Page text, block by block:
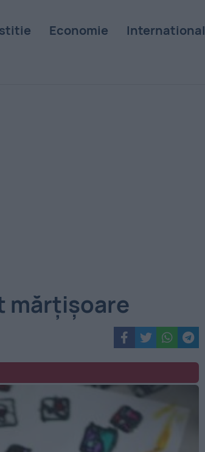
Economie International
mărţişoare